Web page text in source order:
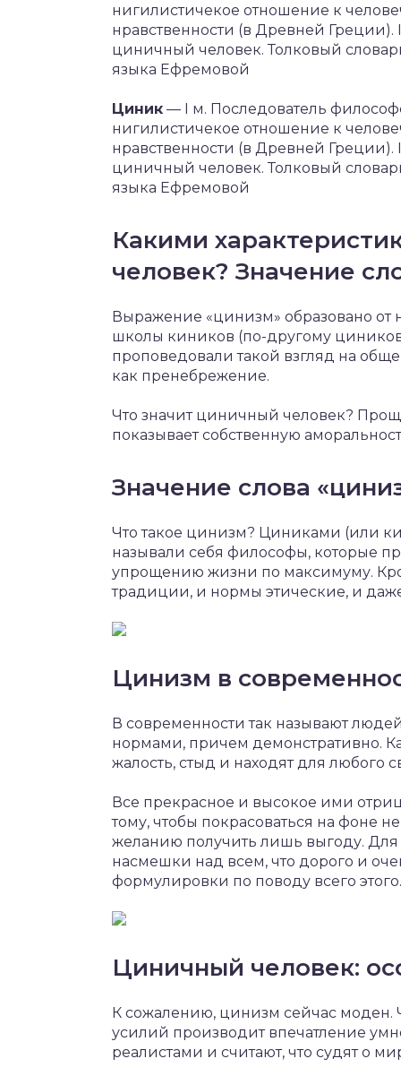
нигилистичекое отношение к
нравственности (в Древней Греции).
циничный человек. Толковый
языка Ефремовой
Циник — I м. Последователь
нигилистичекое отношение к
нравственности (в Древней Греции).
циничный человек. Толковый
языка Ефремовой
Какими
человек? Значение
Выражение «цинизм» образовано
школы киников (по-другому
проповедовали такой взгляд на
как пренебрежение.
Что значит циничный человек?
показывает собственную
Значение слова
Что такое цинизм? Циниками (или
называли себя философы, которые
упрощению жизни по максимуму.
традиции, и нормы этические, и
Цинизм в
В современности так называют
нормами, причем демонстративно.
жалость, стыд и находят для любого
Все прекрасное и высокое ими
тому, чтобы покрасоваться на фоне
желанию получить лишь выгоду.
насмешки над всем, что дорого и
формулировки по поводу всего этого.
Циничный человек:
К сожалению, цинизм сейчас моден.
усилий производит впечатление
реалистами и считают, что судят о